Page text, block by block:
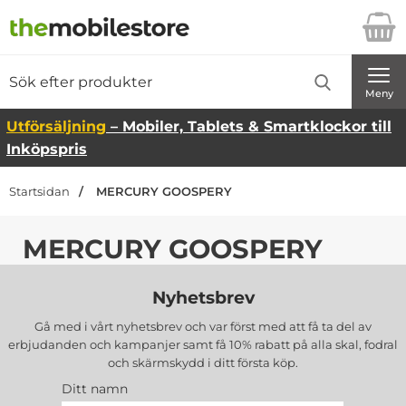
Startsidan för Danira Telecom AB
Meny
Utförsäljning – Mobiler, Tablets & Smartklockor till
Inköpspris
Startsidan MERCURY GOOSPERY
MERCURY GOOSPERY
Nyhetsbrev
Gå med i vårt nyhetsbrev och var först med att få ta del av
erbjudanden och kampanjer samt få 10% rabatt på alla skal, fodral
och skärmskydd i ditt första köp.
Ditt namn